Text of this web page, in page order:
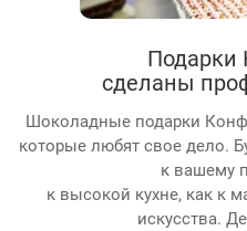
Подарки
сделаны
Шоколадные подарки
которые любят свое дело.
к вашему
к высокой кухне, как к
искусства.